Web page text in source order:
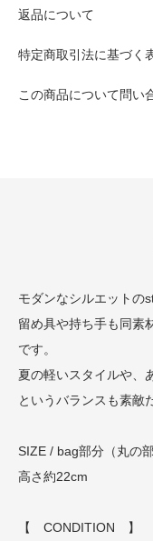
返品について
特定商取引法に基づく
この商品について問い
モダンなシルエットの
留め具や持ち手も同素
です。
夏の軽いスタイルや、
というバランスも素敵
SIZE / bag部分（丸の
高さ約22cm
【 CONDITION 】